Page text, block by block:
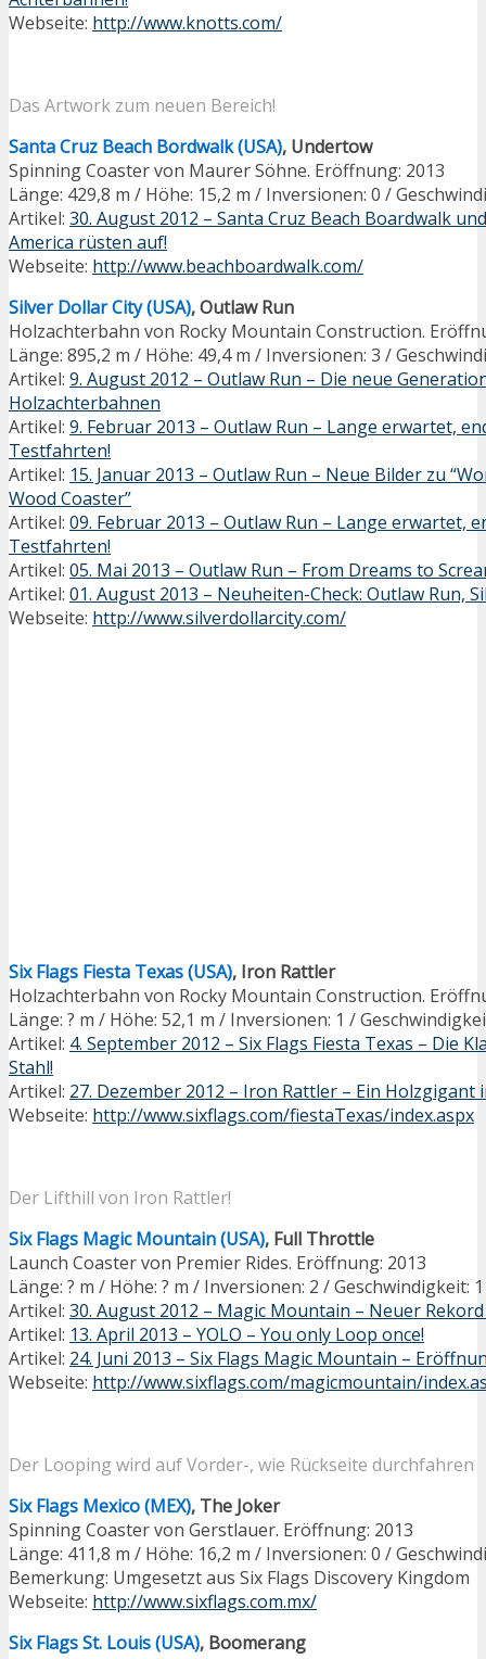
Webseite: http://www.knotts.com/
Das Artwork zum neuen Bereich!
Santa Cruz Beach Bordwalk (USA), Undertow
Spinning Coaster von Maurer Söhne. Eröffnung: 2013
Länge: 429,8 m / Höhe: 15,2 m / Inversionen: 0 /
Artikel: 30. August 2012 – Santa Cruz Beach Boardwalk
America rüsten auf!
Webseite: http://www.beachboardwalk.com/
Silver Dollar City (USA), Outlaw Run
Holzachterbahn von Rocky Mountain Construction.
Länge: 895,2 m / Höhe: 49,4 m / Inversionen: 3 /
Artikel: 9. August 2012 – Outlaw Run – Die neue
Holzachterbahnen
Artikel: 9. Februar 2013 – Outlaw Run – Lange erwartet,
Testfahrten!
Artikel: 15. Januar 2013 – Outlaw Run – Neue Bilder zu
Wood Coaster”
Artikel: 09. Februar 2013 – Outlaw Run – Lange erwartet,
Testfahrten!
Artikel: 05. Mai 2013 – Outlaw Run – From Dreams to
Artikel: 01. August 2013 – Neuheiten-Check: Outlaw Run,
Webseite: http://www.silverdollarcity.com/
Six Flags Fiesta Texas (USA), Iron Rattler
Holzachterbahn von Rocky Mountain Construction.
Länge: ? m / Höhe: 52,1 m / Inversionen: 1 /
Artikel: 4. September 2012 – Six Flags Fiesta Texas – Die
Stahl!
Artikel: 27. Dezember 2012 – Iron Rattler – Ein Holzgigant
Webseite: http://www.sixflags.com/fiestaTexas/index.aspx
Der Lifthill von Iron Rattler!
Six Flags Magic Mountain (USA), Full Throttle
Launch Coaster von Premier Rides. Eröffnung: 2013
Länge: ? m / Höhe: ? m / Inversionen: 2 / Geschwindigkeit:
Artikel: 30. August 2012 – Magic Mountain – Neuer
Artikel: 13. April 2013 – YOLO – You only Loop once!
Artikel: 24. Juni 2013 – Six Flags Magic Mountain –
Webseite: http://www.sixflags.com/magicmountain/
Der Looping wird auf Vorder-, wie Rückseite durchfahren
Six Flags Mexico (MEX), The Joker
Spinning Coaster von Gerstlauer. Eröffnung: 2013
Länge: 411,8 m / Höhe: 16,2 m / Inversionen: 0 /
Bemerkung: Umgesetzt aus Six Flags Discovery Kingdom
Webseite: http://www.sixflags.com.mx/
Six Flags St. Louis (USA), Boomerang